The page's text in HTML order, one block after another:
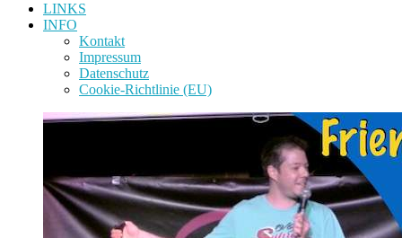
LINKS
INFO
Kontakt
Impressum
Datenschutz
Cookie-Richtlinie (EU)